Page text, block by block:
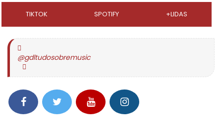
TIKTOK SPOTIFY +LIDAS
@gdltudosobremusic